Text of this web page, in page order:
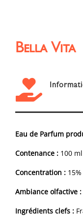
Bella Vita

Eau de Parfum
Contenance : 100
Concentration : 15%
Ambiance olfactive :
Ingrédients clefs :